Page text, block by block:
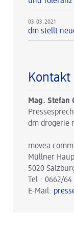
03.03.2021
dm stellt
Kontakt
Mag. Stefan
dm drogerie
movea
Müllner
5020
Tel.: 0662/64
E-Mail: